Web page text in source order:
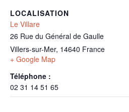
LOCALISATION
Le Villare
26 Rue du Général de Gaulle
Villers-sur-Mer, 14640 France
+ Google Map
Téléphone :
02 31 14 51 65